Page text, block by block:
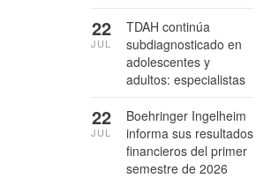
TDAH continúa
subdiagnosticado en
adolescentes y
adultos: especialistas
22
JUL
Boehringer Ingelheim
informa sus resultados
financieros del primer
semestre de 2026
22
JUL